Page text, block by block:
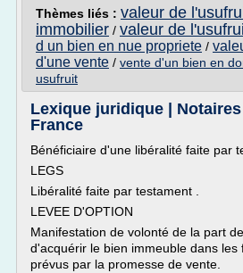
Thèmes liés : valeur de
immobilier / valeur de
d un bien en nue propriete /
d'une vente / vente d'un bien en
usufruit
Lexique juridique |
France
Bénéficiaire d'une libéralité faite par
LEGS
Libéralité faite par testament .
LEVEE D'OPTION
Manifestation de volonté de la part
d'acquérir le bien immeuble dans les
prévus par la promesse de vente.